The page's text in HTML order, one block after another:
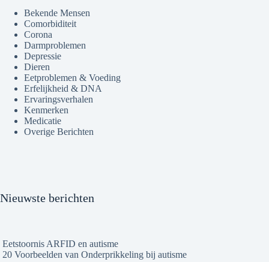
Bekende Mensen
Comorbiditeit
Corona
Darmproblemen
Depressie
Dieren
Eetproblemen & Voeding
Erfelijkheid & DNA
Ervaringsverhalen
Kenmerken
Medicatie
Overige Berichten
Nieuwste berichten
Eetstoornis ARFID en autisme
20 Voorbeelden van Onderprikkeling bij autisme